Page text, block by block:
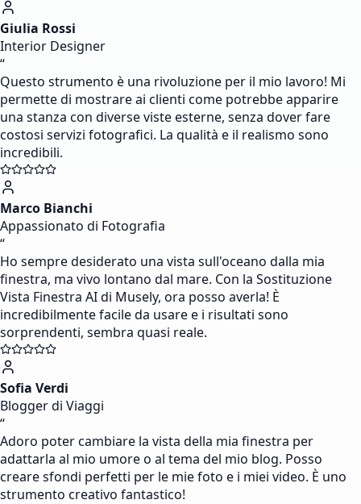
Giulia Rossi
Interior Designer
“
Questo strumento è una rivoluzione per il mio lavoro! Mi
permette di mostrare ai clienti come potrebbe apparire
una stanza con diverse viste esterne, senza dover fare
costosi servizi fotografici. La qualità e il realismo sono
incredibili.
Marco Bianchi
Appassionato di Fotografia
“
Ho sempre desiderato una vista sull'oceano dalla mia
finestra, ma vivo lontano dal mare. Con la Sostituzione
Vista Finestra AI di Musely, ora posso averla! È
incredibilmente facile da usare e i risultati sono
sorprendenti, sembra quasi reale.
Sofia Verdi
Blogger di Viaggi
“
Adoro poter cambiare la vista della mia finestra per
adattarla al mio umore o al tema del mio blog. Posso
creare sfondi perfetti per le mie foto e i miei video. È uno
strumento creativo fantastico!